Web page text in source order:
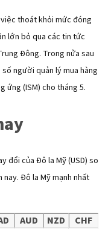
thoát khỏi mức đóng
lớn bỏ qua các tin tức
Đông. Trong nửa sau
người quản lý mua hàng
ứng (ISM) cho tháng 5.
đổi của Đô la Mỹ (USD) so
Đô la Mỹ mạnh nhất
AUD NZD
CHF